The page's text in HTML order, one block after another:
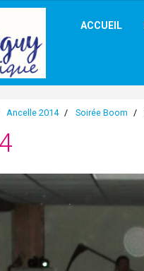
ACCUEIL
Ancelle 2014 Soirée Boom